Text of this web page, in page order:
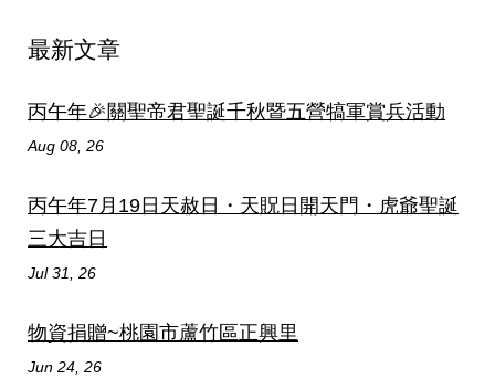
最新文章
丙午年🎉關聖帝君聖誕千秋暨五營犒軍賞兵活動
Aug 08, 26
丙午年7月19日天赦日・天貺日開天門・虎爺聖誕
三大吉日
Jul 31, 26
物資捐贈~桃園市蘆竹區正興里
Jun 24, 26